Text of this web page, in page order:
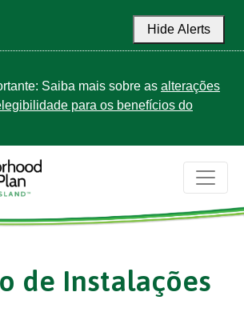
Hide Alerts
Saiba mais sobre as alterações
para os benefícios do
de Instalações